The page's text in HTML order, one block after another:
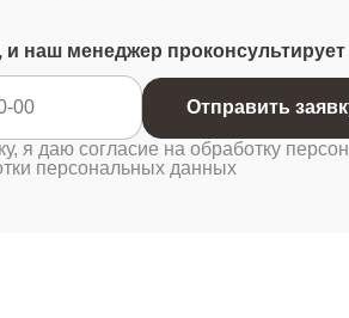
и наш менеджер
Отправить
я даю согласие на обработку
персональных данных